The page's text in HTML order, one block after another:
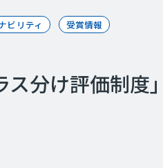
ビリティ 受賞情報
ス分け評価制